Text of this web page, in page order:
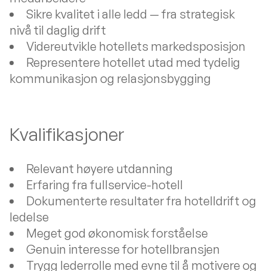
Sikre kvalitet i alle ledd — fra strategisk
nivå til daglig drift
Videreutvikle hotellets markedsposisjon
Representere hotellet utad med tydelig
kommunikasjon og relasjonsbygging
Kvalifikasjoner
Relevant høyere utdanning
Erfaring fra fullservice-hotell
Dokumenterte resultater fra hotelldrift og
ledelse
Meget god økonomisk forståelse
Genuin interesse for hotellbransjen
Trygg lederrolle med evne til å motivere og